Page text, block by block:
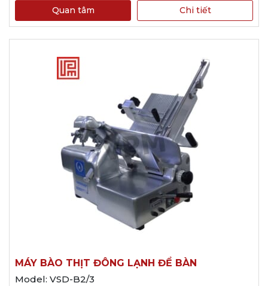
Quan tâm Chi tiết
MÁY BÀO THỊT ĐÔNG LẠNH ĐỂ BÀN
Model: VSD-B2/3